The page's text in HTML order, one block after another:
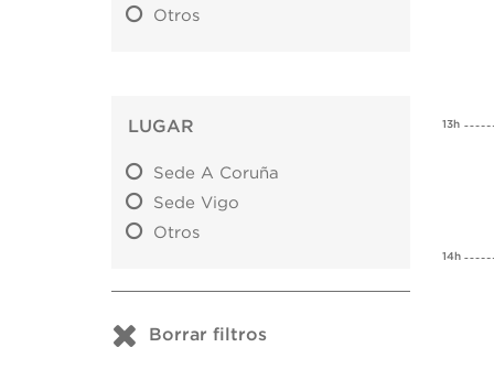
Otros
LUGAR
Sede A Coruña
Sede Vigo
Otros
Borrar filtros
13h
14h